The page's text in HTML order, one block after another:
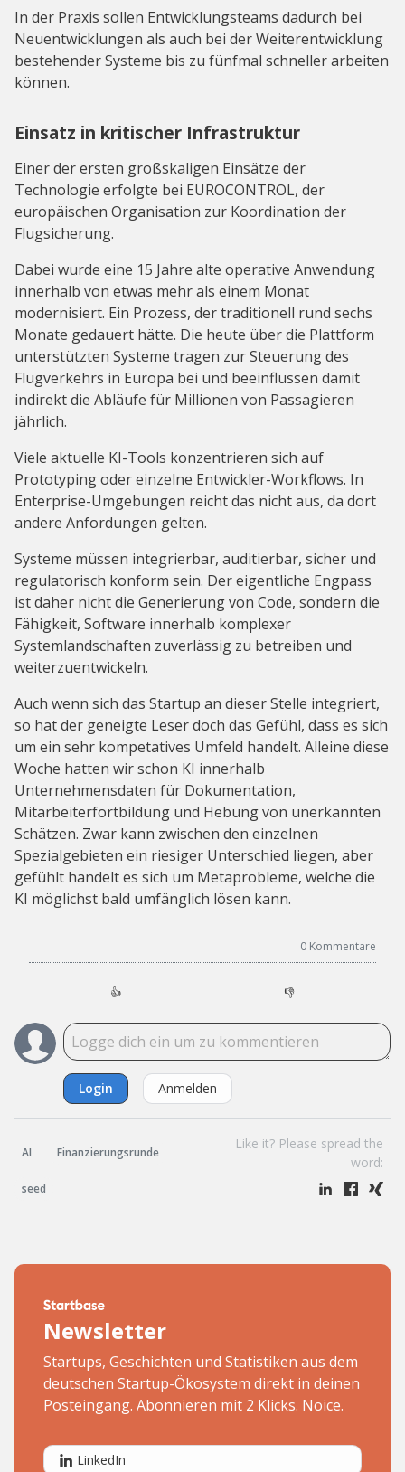
In der Praxis sollen Entwicklungsteams dadurch bei
Neuentwicklungen als auch bei der Weiterentwicklung
bestehender Systeme bis zu fünfmal schneller arbeiten
können.
Einsatz in kritischer Infrastruktur
Einer der ersten großskaligen Einsätze der
Technologie erfolgte bei EUROCONTROL, der
europäischen Organisation zur Koordination der
Flugsicherung.
Dabei wurde eine 15 Jahre alte operative Anwendung
innerhalb von etwas mehr als einem Monat
modernisiert. Ein Prozess, der traditionell rund sechs
Monate gedauert hätte. Die heute über die Plattform
unterstützten Systeme tragen zur Steuerung des
Flugverkehrs in Europa bei und beeinflussen damit
indirekt die Abläufe für Millionen von Passagieren
jährlich.
Viele aktuelle KI-Tools konzentrieren sich auf
Prototyping oder einzelne Entwickler-Workflows. In
Enterprise-Umgebungen reicht das nicht aus, da dort
andere Anfordungen gelten.
Systeme müssen integrierbar, auditierbar, sicher und
regulatorisch konform sein. Der eigentliche Engpass
ist daher nicht die Generierung von Code, sondern die
Fähigkeit, Software innerhalb komplexer
Systemlandschaften zuverlässig zu betreiben und
weiterzuentwickeln.
Auch wenn sich das Startup an dieser Stelle integriert,
so hat der geneigte Leser doch das Gefühl, dass es sich
um ein sehr kompetatives Umfeld handelt. Alleine diese
Woche hatten wir schon KI innerhalb
Unternehmensdaten für Dokumentation,
Mitarbeiterfortbildung und Hebung von unerkannten
Schätzen. Zwar kann zwischen den einzelnen
Spezialgebieten ein riesiger Unterschied liegen, aber
gefühlt handelt es sich um Metaprobleme, welche die
KI möglichst bald umfänglich lösen kann.
0 Kommentare
👍 👎
Login Anmelden
AI Finanzierungsrunde
seed
Like it? Please spread the
word:
Newsletter
Startups, Geschichten und Statistiken aus dem
deutschen Startup-Ökosystem direkt in deinen
Posteingang. Abonnieren mit 2 Klicks. Noice.
LinkedIn